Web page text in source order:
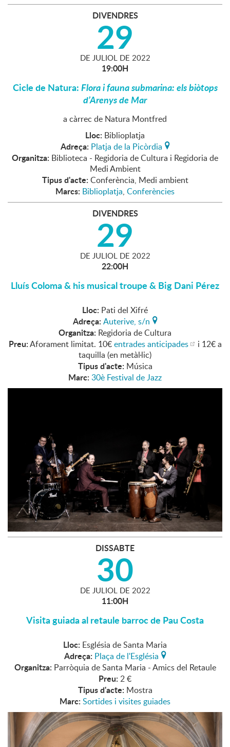
DIVENDRES
29
DE JULIOL DE 2022
19:00H
Cicle de Natura:Flora i fauna submarina: els biòtops
d’Arenys de Mar
a càrrec de Natura Montfred
Lloc: Biblioplatja
Adreça: Platja de la Picòrdia
Organitza: Biblioteca - Regidoria de Cultura i Regidoria de
Medi Ambient
Tipus d'acte: Conferència, Medi ambient
Marcs: Biblioplatja, Conferències
DIVENDRES
29
DE JULIOL DE 2022
22:00H
Lluís Coloma & his musical troupe & Big Dani Pérez
Lloc: Pati del Xifré
Adreça: Auterive, s/n
Organitza: Regidoria de Cultura
Preu:Aforament limitat. 10€entrades anticipades
i 12€ a
taquilla (en metàl·lic)
Tipus d'acte: Música
Marc: 30è Festival de Jazz
DISSABTE
30
DE JULIOL DE 2022
11:00H
Visita guiada al retaule barroc de Pau Costa
Lloc: Església de Santa Maria
Adreça: Plaça de l'Església
Organitza: Parròquia de Santa Maria - Amics del Retaule
Preu: 2 €
Tipus d'acte: Mostra
Marc: Sortides i visites guiades